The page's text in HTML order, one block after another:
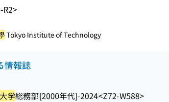
R2>
Tokyo Institute of Technology
情報誌
学総務部[2000年代]-2024<Z72-W588>